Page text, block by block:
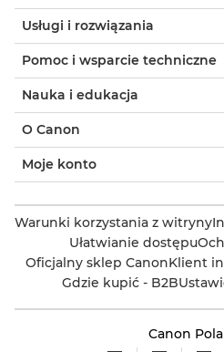
Usługi i rozwiązania
Pomoc i wsparcie techniczne
Nauka i edukacja
O Canon
Moje konto
Warunki korzystania z witryny
Ułatwianie dostępu
Oficjalny sklep CanonKlient
Gdzie kupić - B2B
Canon